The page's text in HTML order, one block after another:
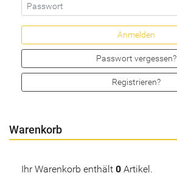
Passwort vergessen?
Registrieren?
Warenkorb
Ihr Warenkorb enthält 0 Artikel.